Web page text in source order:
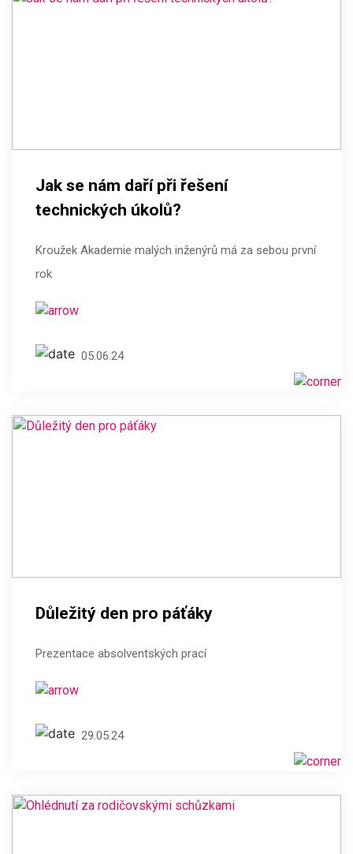
Jak se nám daří při řešení
technických úkolů?
Kroužek Akademie malých inženýrů má za sebou první
rok
05.06.24
Důležitý den pro páťáky
Prezentace absolventských prací
29.05.24